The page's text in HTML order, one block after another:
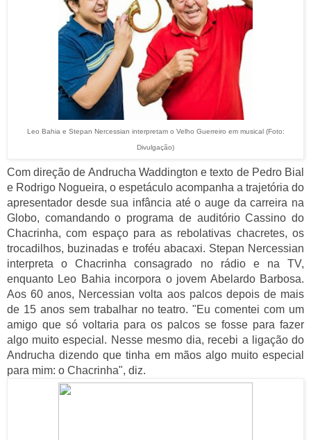
Leo Bahia e Stepan Nercessian interpretam o Velho Guerreiro em musical (Foto:
Divulgação)
Com direção de Andrucha Waddington e texto de Pedro Bial
e Rodrigo Nogueira, o espetáculo acompanha a trajetória do
apresentador desde sua infância até o auge da carreira na
Globo, comandando o programa de auditório Cassino do
Chacrinha, com espaço para as rebolativas chacretes, os
trocadilhos, buzinadas e troféu abacaxi. Stepan Nercessian
interpreta o Chacrinha consagrado no rádio e na TV,
enquanto Leo Bahia incorpora o jovem Abelardo Barbosa.
Aos 60 anos, Nercessian volta aos palcos depois de mais
de 15 anos sem trabalhar no teatro. "Eu comentei com um
amigo que só voltaria para os palcos se fosse para fazer
algo muito especial. Nesse mesmo dia, recebi a ligação do
Andrucha dizendo que tinha em mãos algo muito especial
para mim: o Chacrinha", diz.